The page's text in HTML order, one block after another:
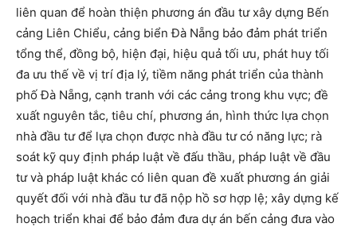
liên quan để hoàn thiện phương án đầu tư xây dựng Bến
cảng Liên Chiểu, cảng biển Đà Nẵng bảo đảm phát triển
tổng thể, đồng bộ, hiện đại, hiệu quả tối ưu, phát huy tối
đa ưu thế về vị trí địa lý, tiềm năng phát triển của thành
phố Đà Nẵng, cạnh tranh với các cảng trong khu vực; đề
xuất nguyên tắc, tiêu chí, phương án, hình thức lựa chọn
nhà đầu tư để lựa chọn được nhà đầu tư có năng lực; rà
soát kỹ quy định pháp luật về đấu thầu, pháp luật về đầu
tư và pháp luật khác có liên quan đề xuất phương án giải
quyết đối với nhà đầu tư đã nộp hồ sơ hợp lệ; xây dựng kế
hoạch triển khai để bảo đảm đưa dự án bến cảng đưa vào